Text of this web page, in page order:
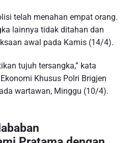
telah menahan empat orang.
lainnya tidak ditahan dan
awal pada Kamis (14/4).
tujuh tersangka,” kata
Khusus Polri Brigjen
wartawan, Minggu (10/4).